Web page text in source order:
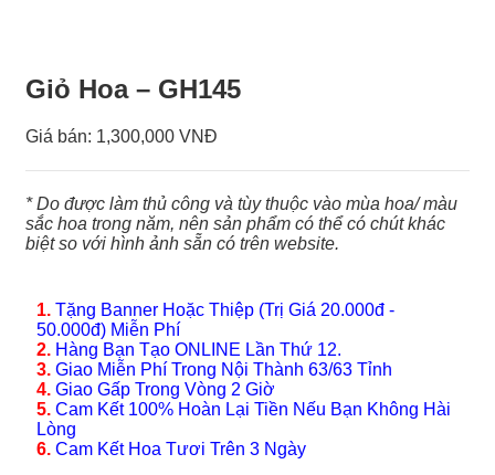
Giỏ Hoa – GH145
Giá bán: 1,300,000 VNĐ
* Do được làm thủ công và tùy thuộc vào mùa hoa/ màu
sắc hoa trong năm, nên sản phẩm có thể có chút khác
biệt so với hình ảnh sẵn có trên website.
1. Tặng Banner Hoặc Thiệp (Trị Giá 20.000đ -
50.000đ) Miễn Phí
2. Hàng Bạn Tạo ONLINE Lần Thứ 12.
3. Giao Miễn Phí Trong Nội Thành 63/63 Tỉnh
4. Giao Gấp Trong Vòng 2 Giờ
5. Cam Kết 100% Hoàn Lại Tiền Nếu Bạn Không Hài
Lòng
6. Cam Kết Hoa Tươi Trên 3 Ngày